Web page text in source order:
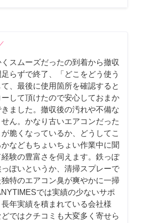
スムーズだったの到着から撤収
らずで終了、「どこをどう使う
、最後に使用箇所を確認すると
して頂けたので安心しておまか
ました。撤収後の汚れや不備な
ん。かなり古いエアコンだった
脆くなっているか、どうしてこ
などもちょいちょい作業中に聞
経験の豊富さを伺えます。鉄っぽ
ぽいというか、清掃スプレーで
特のエアコン臭が爽やかに一掃
では実績の少ないサポ
年実績を積まれている会社様
ではクチコミも大変多く寄せら